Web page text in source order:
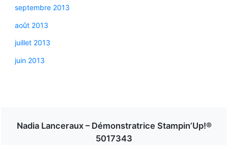
septembre 2013
août 2013
juillet 2013
juin 2013
Nadia Lanceraux – Démonstratrice Stampin’Up!®
5017343